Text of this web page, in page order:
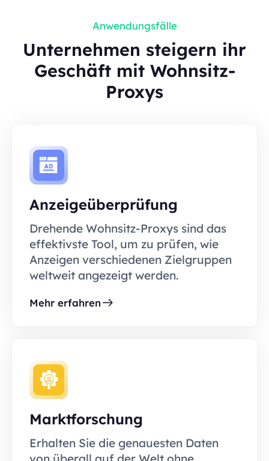
Anwendungsfälle
Unternehmen steigern ihr
Geschäft mit Wohnsitz-
Proxys
Anzeigeüberprüfung
Drehende Wohnsitz-Proxys sind das
effektivste Tool, um zu prüfen, wie
Anzeigen verschiedenen Zielgruppen
weltweit angezeigt werden.
Mehr erfahren
Marktforschung
Erhalten Sie die genauesten Daten